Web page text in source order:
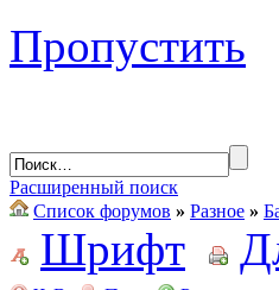
Пропустить
Расширенный поиск
Список форумов » Разное »
Шрифт